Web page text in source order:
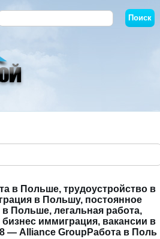
в Польше, трудоустройство в
в Польшу, постоянное
Польше, легальная работа,
бизнес иммиграция, вакансии в
— Alliance GroupРабота в Поль